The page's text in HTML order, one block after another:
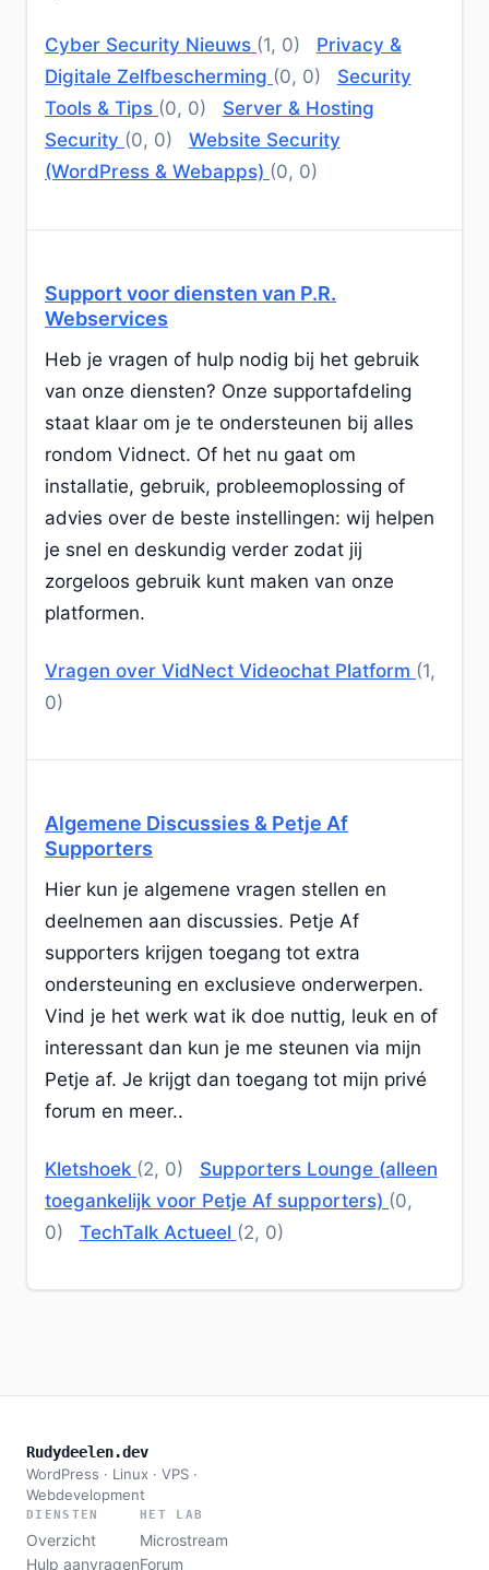
Cyber Security Nieuws (1, 0)
Privacy &
Digitale Zelfbescherming (0, 0)
Security
Tools & Tips (0, 0)
Server & Hosting
Security (0, 0)
Website Security
(WordPress & Webapps) (0, 0)
Support voor diensten van P.R.
Webservices
Heb je vragen of hulp nodig bij het gebruik
van onze diensten? Onze supportafdeling
staat klaar om je te ondersteunen bij alles
rondom Vidnect. Of het nu gaat om
installatie, gebruik, probleemoplossing of
advies over de beste instellingen: wij helpen
je snel en deskundig verder zodat jij
zorgeloos gebruik kunt maken van onze
platformen.
Vragen over VidNect Videochat Platform (1,
0)
Algemene Discussies & Petje Af
Supporters
Hier kun je algemene vragen stellen en
deelnemen aan discussies. Petje Af
supporters krijgen toegang tot extra
ondersteuning en exclusieve onderwerpen.
Vind je het werk wat ik doe nuttig, leuk en of
interessant dan kun je me steunen via mijn
Petje af. Je krijgt dan toegang tot mijn privé
forum en meer..
Kletshoek (2, 0)
Supporters Lounge (alleen
toegankelijk voor Petje Af supporters) (0,
0)
TechTalk Actueel (2, 0)
Rudydeelen.dev
WordPress · Linux · VPS ·
Webdevelopment
DIENSTEN
Overzicht
Hulp aanvragen
HET LAB
Microstream
Forum